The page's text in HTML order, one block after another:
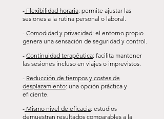
- Flexibilidad horaria: permite ajustar las
sesiones a la rutina personal o laboral.
- Comodidad y privacidad: el entorno propio
genera una sensación de seguridad y control.
- Continuidad terapéutica: facilita mantener
las sesiones incluso en viajes o imprevistos.
- Reducción de tiempos y costes de
desplazamiento: una opción práctica y
eficiente.
- Mismo nivel de eficacia: estudios
demuestran resultados comparables a la